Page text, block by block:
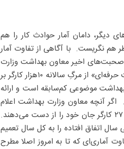
دیگر، دامان آمار حوادث کار را هم
هم نگریست. با آگاهی از تفاوت آمار
صحبت‌های اخیر معاون بهداشت وزارت
بهداشت می‌رویم؛ علیرضا رییسی در همایشی تحت عنوان «تحول در ایمنی و بهداشت حرفه‌ای» از مرگِ سالانه ۱۰هزار کارگر بر
موضوعی کم‌سابقه است و ارائه
آنچه معاون وزارت بهداشت اعلام
کرده را مبنا قرار دهیم، باید بگوییم که ماهانه بیش از ۸۰۰ کارگر و روزانه حدود ۲۶ تا ۲۷ کارگر جان خود را از دست می‌دهند.
سال گذشته مقایسه کنیم و اگر حتی آنچه در ۶ماه ابتدایی سال اتفاق افتاده را به کل سال تعمیم
شد؛ تفاوت آماری‌ای که تا به امروز اصلا مطرح